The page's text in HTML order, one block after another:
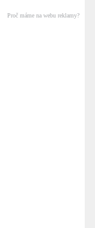
Proč máme na webu reklamy?